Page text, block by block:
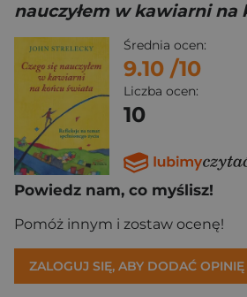
nauczyłem w kawiarni na
Średnia ocen:
9.10 /10
Liczba ocen:
10
Powiedz nam, co myślisz!
Pomóż innym i zostaw ocenę!
ZALOGUJ SIĘ, ABY DODAĆ OPINIĘ